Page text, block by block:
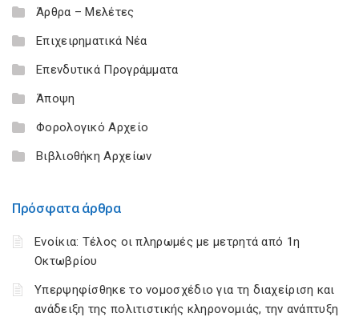
Άρθρα – Μελέτες
Επιχειρηματικά Νέα
Επενδυτικά Προγράμματα
Άποψη
Φορολογικό Αρχείο
Βιβλιοθήκη Αρχείων
Πρόσφατα άρθρα
Ενοίκια: Τέλος οι πληρωμές με μετρητά από 1η
Οκτωβρίου
Υπερψηφίσθηκε το νομοσχέδιο για τη διαχείριση και
ανάδειξη της πολιτιστικής κληρονομιάς, την ανάπτυξη